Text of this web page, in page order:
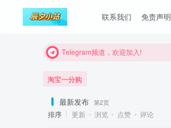
联系我们 免责声明
Telegram频道，欢迎加入!
Telegram频道，欢迎加入!
淘宝一分购
最新发布 第2页
排序 更新 浏览 点赞 评论